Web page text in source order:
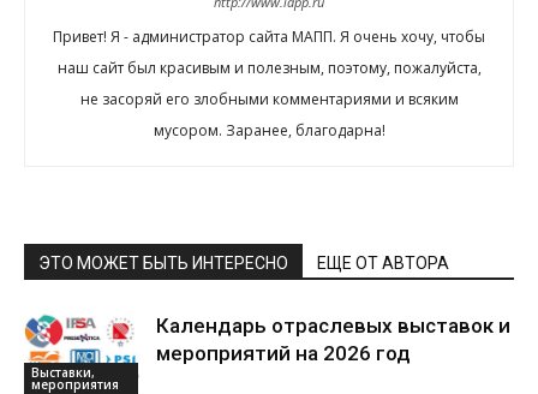
Привет! Я - администратор сайта МАПП. Я очень хочу, чтобы
наш сайт был красивым и полезным, поэтому, пожалуйста,
не засоряй его злобными комментариями и всяким
мусором. Заранее, благодарна!
ЭТО МОЖЕТ БЫТЬ ИНТЕРЕСНО ЕЩЕ ОТ АВТОРА
Выставки,
мероприятия
Календарь отраслевых выставок и
мероприятий на 2026 год